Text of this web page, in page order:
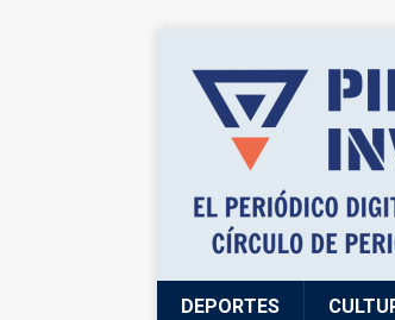
DEPORTES